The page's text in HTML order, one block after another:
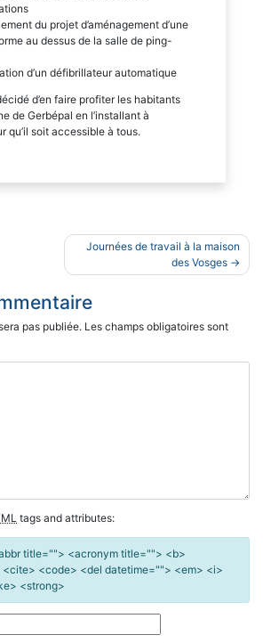
du projet d’aménagement d’une
au dessus de la salle de ping-
d’un défibrillateur automatique
d’en faire profiter les habitants
de Gerbépal en l’installant à
qu’il soit accessible à tous.
Journées de travail à la maison
des Vosges
pas publiée. Les champs obligatoires sont
tags and attributes:
title=""> <acronym title=""> <b>
<code> <del datetime=""> <em> <i>
<strong>